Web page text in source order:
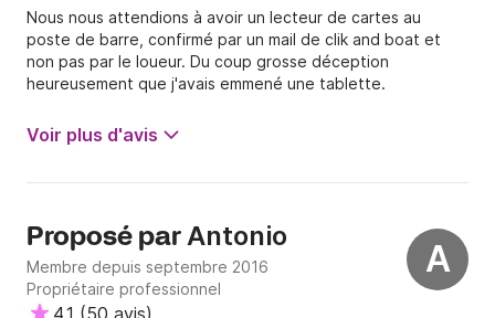
Nous nous attendions à avoir un lecteur de cartes au
poste de barre, confirmé par un mail de clik and boat et
non pas par le loueur. Du coup grosse déception
heureusement que j'avais emmené une tablette.
Voir plus d'avis
A
Proposé parAntonio
Membre depuis septembre 2016
Propriétaire professionnel